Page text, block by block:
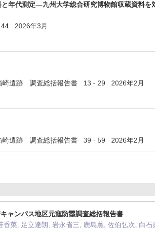
年代測定―九州大学総合研究博物館収蔵資料
2026年3月
崎遺跡 調査総括報告書 13 - 29 2026年2月
崎遺跡 調査総括報告書 39 - 59 2026年2月
ャンパス地区元寇防塁調査総括報告書
菜, 足立達朗, 岩永省三, 鹿島薫, 佐伯弘次, 白